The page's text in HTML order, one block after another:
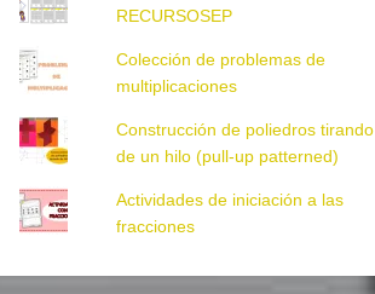
RECURSOSEP
Colección de problemas de
multiplicaciones
Construcción de poliedros tirando
de un hilo (pull-up patterned)
Actividades de iniciación a las
fracciones